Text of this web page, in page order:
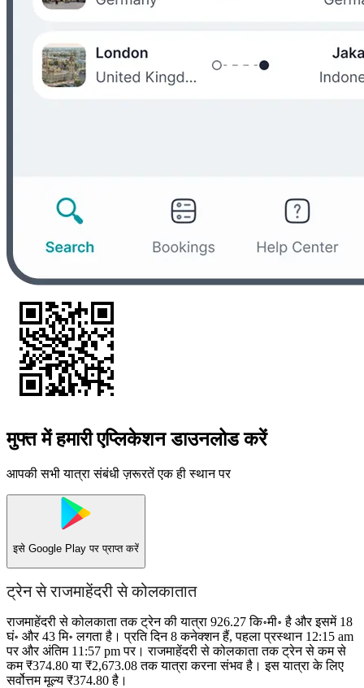
मुफ्त में हमारी एप्लिकेशन डाउनलोड करें
आपकी सभी यात्रा संबंधी ज़रूरतें एक ही स्थान पर
इसे Google Play पर प्राप्त करें
ट्रेन से राजमाहेंदरी से कोलकातात
राजमाहेंदरी से कोलकाता तक ट्रेन की यात्रा 926.27 कि॰मी॰ है और इसमें 18
घं॰ और 43 मि॰ लगता है। प्रति दिन 8 कनेक्शन हैं, पहला प्रस्थान 12:15 am
पर और अंतिम 11:57 pm पर। राजमाहेंदरी से कोलकाता तक ट्रेन से कम से
कम ₹374.80 या ₹2,673.08 तक यात्रा करना संभव है। इस यात्रा के लिए
सर्वोत्तम मूल्य ₹374.80 है।